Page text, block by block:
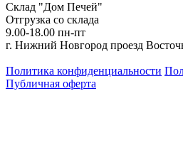
Склад "Дом Печей"
Отгрузка со склада
9.00-18.00 пн-пт
г. Нижний Новгород проезд
Политика конфиденциальности
Публичная оферта